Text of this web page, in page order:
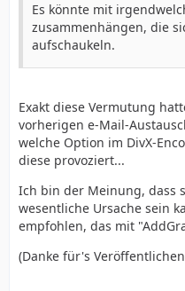
Es könnte mit
zusammenhängen, die
aufschaukeln.
Exakt diese Vermutung
vorherigen e-Mail-
welche Option im DivX-
diese provoziert...
Ich bin der Meinung, dass
wesentliche Ursache sein
empfohlen, das mit
(Danke für's